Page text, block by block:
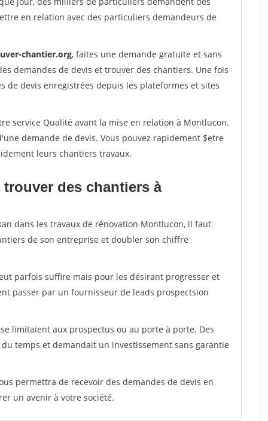
en relation avec des particuliers demandeurs de
chantier.org, faites une demande gratuite et sans
demandes de devis et trouver des chantiers. Une fois
de devis enregistrées depuis les plateformes et sites
service Qualité avant la mise en relation à Montlucon.
demande de devis. Vous pouvez rapidement $etre
leurs chantiers travaux.
des chantiers à
dans les travaux de rénovation Montlucon, il faut
de son entreprise et doubler son chiffre
parfois suffire mais pour les désirant progresser et
passer par un fournisseur de leads prospectsion
limitaient aux prospectus ou au porte à porte. Des
temps et demandait un investissement sans garantie
permettra de recevoir des demandes de devis en
un avenir à votre société.